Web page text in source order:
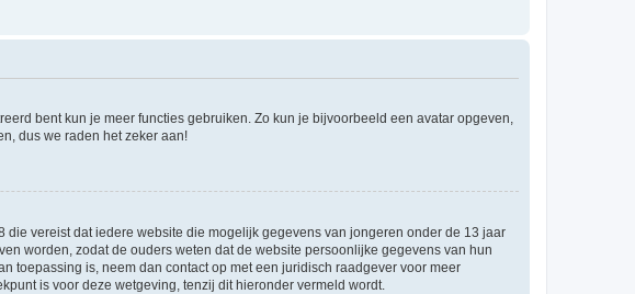
bent kun je meer functies gebruiken. Zo kun je bijvoorbeeld een avatar opgeven,
dus we raden het zeker aan!
die vereist dat iedere website die mogelijk gegevens van jongeren onder de 13 jaar
worden, zodat de ouders weten dat de website persoonlijke gegevens van hun
toepassing is, neem dan contact op met een juridisch raadgever voor meer
is voor deze wetgeving, tenzij dit hieronder vermeld wordt.